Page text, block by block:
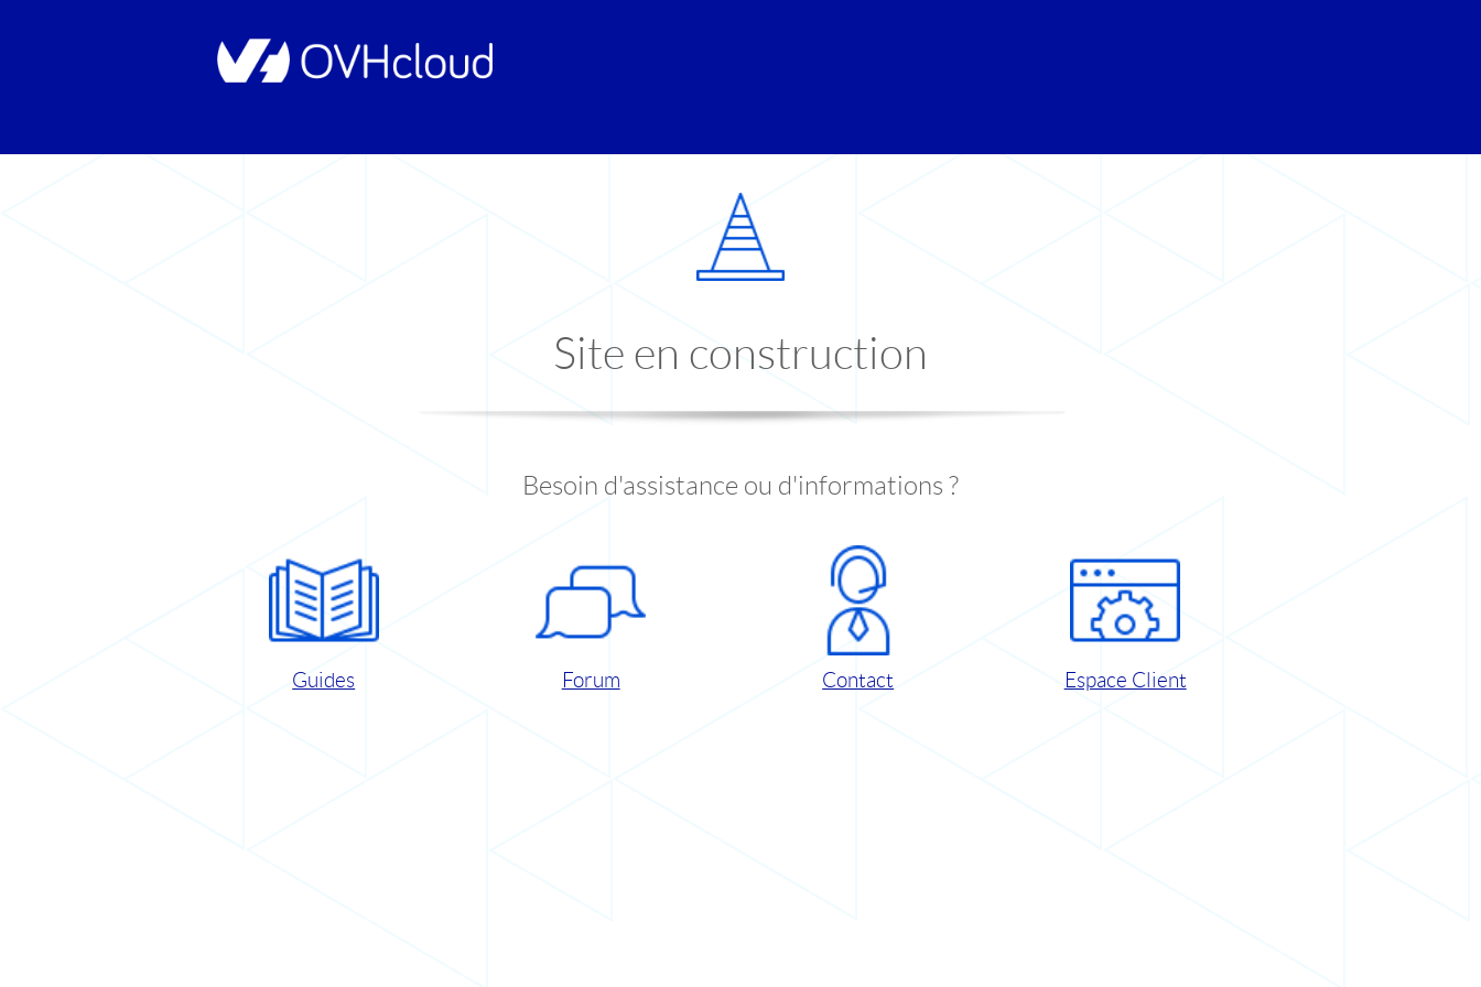
Site en construction
Besoin d'assistance ou d'informations ?
Guides Forum Contact Espace Client